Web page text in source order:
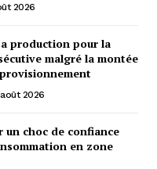
2026
production pour la
malgré la montée
2026
un choc de confiance
en zone